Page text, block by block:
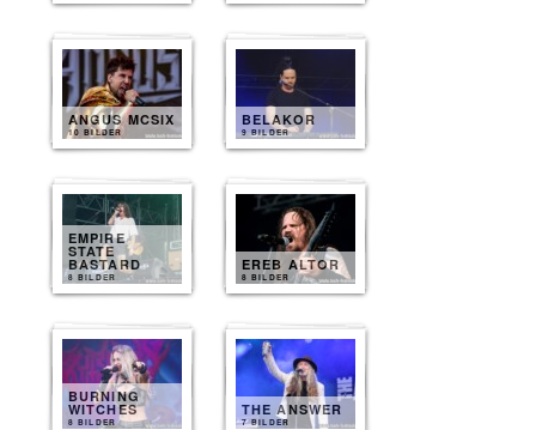
ANGUS MCSIX
10 BILDER
BELAKOR
9 BILDER
EMPIRE
STATE
BASTARD
8 BILDER
EREB ALTOR
8 BILDER
BURNING
WITCHES
8 BILDER
THE ANSWER
7 BILDER